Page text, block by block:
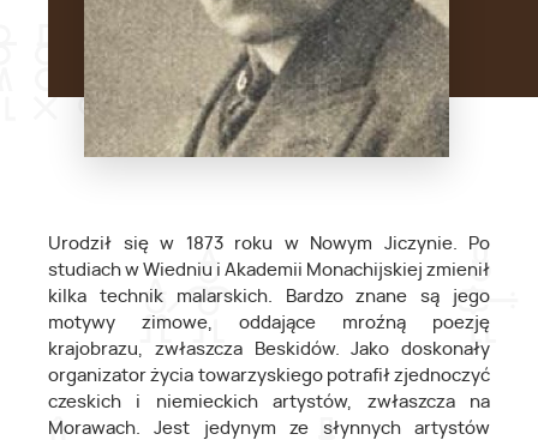
Urodził się w 1873 roku w Nowym Jiczynie. Po
studiach w Wiedniu i Akademii Monachijskiej zmienił
kilka technik malarskich. Bardzo znane są jego
motywy zimowe, oddające mroźną poezję
krajobrazu, zwłaszcza Beskidów. Jako doskonały
organizator życia towarzyskiego potrafił zjednoczyć
czeskich i niemieckich artystów, zwłaszcza na
Morawach. Jest jedynym ze słynnych artystów